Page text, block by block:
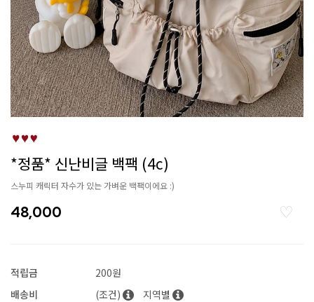
*정품* 신난비글 백팩 (4c)
스누피 캐릭터 자수가 있는 가벼운 백팩이에요 :)
48,000
적립금
200원
배송비
(조건) 지역별